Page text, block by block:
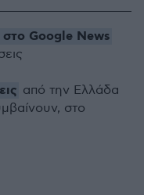
Google News
από την Ελλάδα
στο